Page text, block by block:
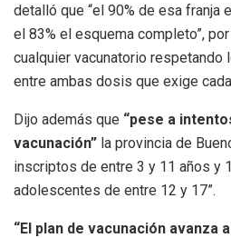
detalló que “el 90% de esa franja
el 83% el esquema completo”,
cualquier vacunatorio
entre ambas dosis que exige
Dijo además que “pese a
vacunación” la provincia de
inscriptos de entre 3 y 11 años y
adolescentes de entre 12 y 17”.
“El plan de vacunación avanza